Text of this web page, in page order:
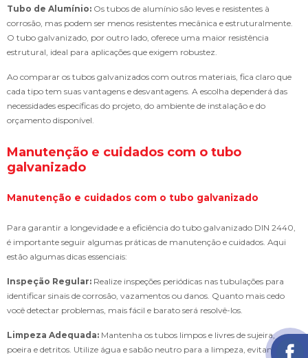
Tubo de Alumínio: Os tubos de alumínio são leves e resistentes à
corrosão, mas podem ser menos resistentes mecânica e estruturalmente.
O tubo galvanizado, por outro lado, oferece uma maior resistência
estrutural, ideal para aplicações que exigem robustez.
Ao comparar os tubos galvanizados com outros materiais, fica claro que
cada tipo tem suas vantagens e desvantagens. A escolha dependerá das
necessidades específicas do projeto, do ambiente de instalação e do
orçamento disponível.
Manutenção e cuidados com o tubo
galvanizado
Manutenção e cuidados com o tubo galvanizado
Para garantir a longevidade e a eficiência do tubo galvanizado DIN 2440,
é importante seguir algumas práticas de manutenção e cuidados. Aqui
estão algumas dicas essenciais:
Inspeção Regular: Realize inspeções periódicas nas tubulações para
identificar sinais de corrosão, vazamentos ou danos. Quanto mais cedo
você detectar problemas, mais fácil e barato será resolvê-los.
Limpeza Adequada: Mantenha os tubos limpos e livres de sujeira,
poeira e detritos. Utilize água e sabão neutro para a limpeza, evitando